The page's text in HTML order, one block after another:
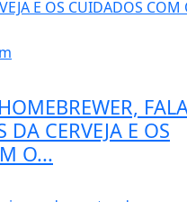
DA CERVEJA E OS
O...